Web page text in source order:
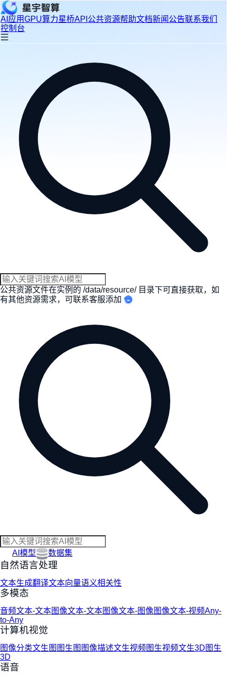
AI应用GPU算力星桥API 公共资源帮助文档新闻公告联系我们
控制台
公共资源文件在实例的 /data/resource/ 目录下可直接获取，如
有其他资源需求， 可联系客服添加
AI模型 数据集
自然语言处理
文本生成翻译文本向量语义相关性
多模态
音频文本-文本图像文本-文本图像文本-图像 图像文本-视频Any-
to-Any
计算机视觉
图像分类文生图 图生图 图像描述文生视频 图生视频文生3D 图生
3D
语音